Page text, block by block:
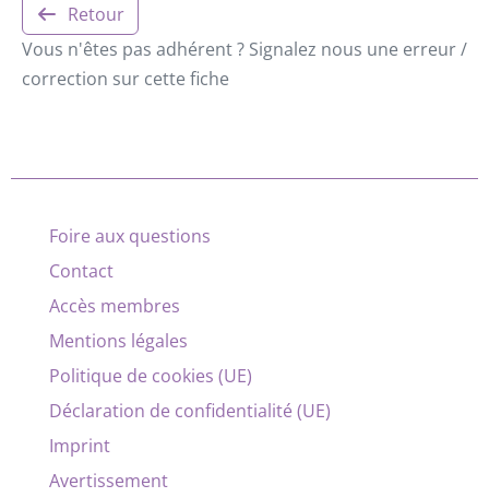
Retour
Vous n'êtes pas adhérent ? Signalez nous une erreur /
correction sur cette fiche
Foire aux questions
Contact
Accès membres
Mentions légales
Politique de cookies (UE)
Déclaration de confidentialité (UE)
Imprint
Avertissement